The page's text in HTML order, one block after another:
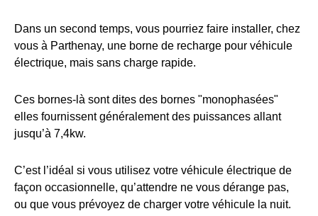
Dans un second temps, vous pourriez faire installer, chez
vous à Parthenay, une borne de recharge pour véhicule
électrique, mais sans charge rapide.
Ces bornes-là sont dites des bornes "monophasées"
elles fournissent généralement des puissances allant
jusqu’à 7,4kw.
C’est l’idéal si vous utilisez votre véhicule électrique de
façon occasionnelle, qu’attendre ne vous dérange pas,
ou que vous prévoyez de charger votre véhicule la nuit.